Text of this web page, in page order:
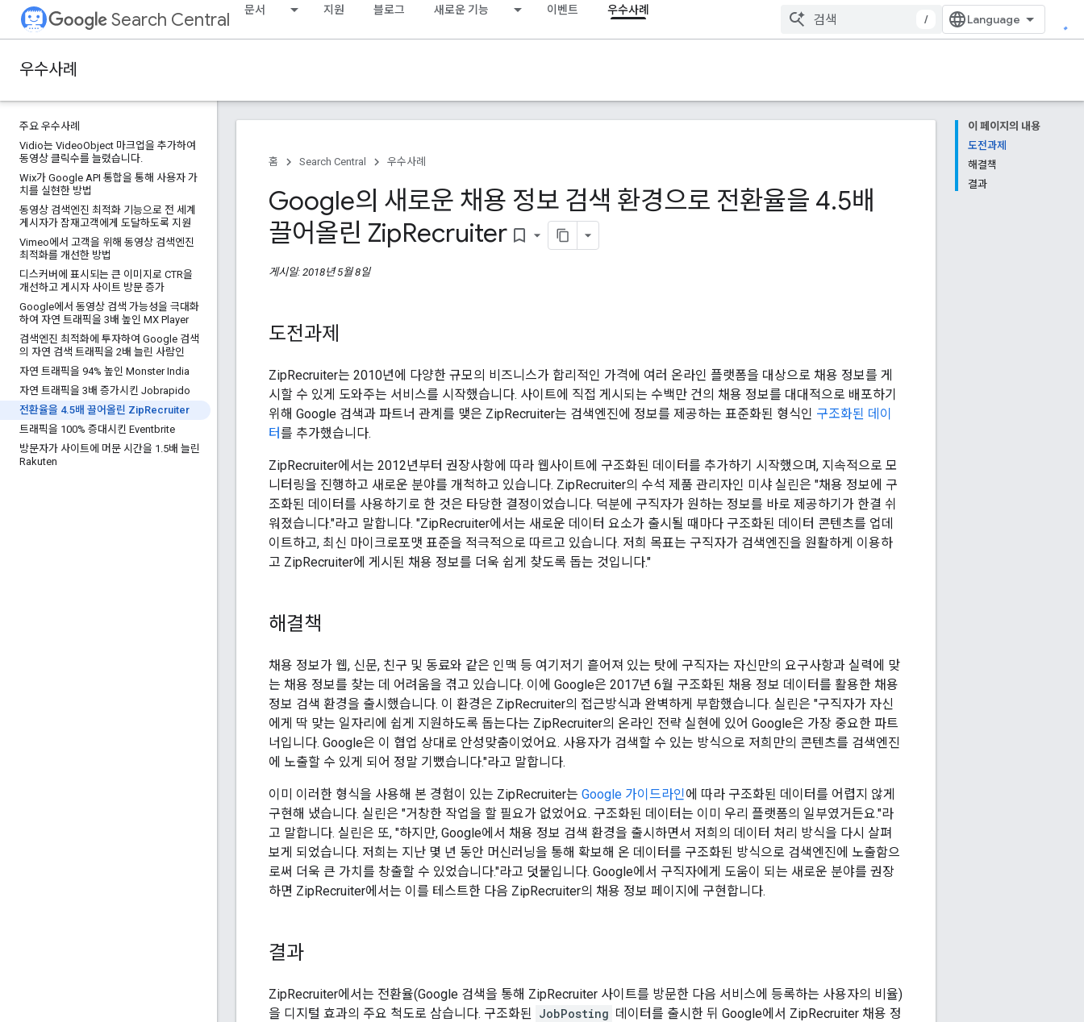
Search Central 문서 지원 블로그 새로운 기능 이벤트 우수사례
/
우수사례
주요 우수사례
Vidio는 VideoObject 마크업을 추가하여
동영상 클릭수를 늘렸습니다.
Wix가 Google API 통합을 통해 사용자 가
치를 실현한 방법
동영상 검색엔진 최적화 기능으로 전 세계
게시자가 잠재고객에게 도달하도록 지원
Vimeo에서 고객을 위해 동영상 검색엔진
최적화를 개선한 방법
디스커버에 표시되는 큰 이미지로 CTR을
개선하고 게시자 사이트 방문 증가
Google에서 동영상 검색 가능성을 극대화
하여 자연 트래픽을 3배 높인 MX Player
검색엔진 최적화에 투자하여 Google 검색
의 자연 검색 트래픽을 2배 늘린 사람인
자연 트래픽을 94% 높인 Monster India
자연 트래픽을 3배 증가시킨 Jobrapido
전환율을 4.5배 끌어올린 ZipRecruiter
트래픽을 100% 증대시킨 Eventbrite
방문자가 사이트에 머문 시간을 1 .5배 늘린
Rakuten
이 페이지의 내용
도전과제
해결책
결과
홈 Search Central 우수사례
Google의 새로운 채용 정보 검색 환경으로 전환율을 4.5배
끌어올린 ZipRecruiter bookmark_border
게시일: 2018년 5월 8일
도전과제
ZipRecruiter는 2010년에 다양한 규모의 비즈니스가 합리적인 가격에 여러 온라인 플랫폼을 대상으로 채용 정보를 게
시할 수 있게 도와주는 서비스를 시작했습니다. 사이트에 직접 게시되는 수백만 건의 채용 정보를 대대적으로 배포하기
위해 Google 검색과 파트너 관계를 맺은 ZipRecruiter는 검색엔진에 정보를 제공하는 표준화된 형식인 구조화된 데이
터를 추가했습니다.
ZipRecruiter에서는 2012년부터 권장사항에 따라 웹사이트에 구조화된 데이터를 추가하기 시작했으며, 지속적으로 모
니터링을 진행하고 새로운 분야를 개척하고 있습니다. ZipRecruiter의 수석 제품 관리자인 미샤 실린은 "채용 정보에 구
조화된 데이터를 사용하기로 한 것은 타당한 결정이었습니다. 덕분에 구직자가 원하는 정보를 바로 제공하기가 한결 쉬
워졌습니다."라고 말합니다. "ZipRecruiter에서는 새로운 데이터 요소가 출시될 때마다 구조화된 데이터 콘텐츠를 업데
이트하고, 최신 마이크로포맷 표준을 적극적으로 따르고 있습니다. 저희 목표는 구직자가 검색엔진을 원활하게 이용하
고 ZipRecruiter에 게시된 채용 정보를 더욱 쉽게 찾도록 돕는 것입니다."
해결책
채용 정보가 웹, 신문, 친구 및 동료와 같은 인맥 등 여기저기 흩어져 있는 탓에 구직자는 자신만의 요구사항과 실력에 맞
는 채용 정보를 찾는 데 어려움을 겪고 있습니다. 이에 Google은 2017년 6월 구조화된 채용 정보 데이터를 활용한 채용
정보 검색 환경을 출시했습니다. 이 환경은 ZipRecruiter의 접근방식과 완벽하게 부합했습니다. 실린은 "구직자가 자신
에게 딱 맞는 일자리에 쉽게 지원하도록 돕는다는 ZipRecruiter의 온라인 전략 실현에 있어 Google은 가장 중요한 파트
너입니다. Google은 이 협업 상대로 안성맞춤이었어요. 사용자가 검색할 수 있는 방식으로 저희만의 콘텐츠를 검색엔진
에 노출할 수 있게 되어 정말 기뻤습니다."라고 말합니다.
이미 이러한 형식을 사용해 본 경험이 있는 ZipRecruiter는 Google 가이드라인에 따라 구조화된 데이터를 어렵지 않게
구현해 냈습니다. 실린은 "거창한 작업을 할 필요가 없었어요. 구조화된 데이터는 이미 우리 플랫폼의 일부였거든요."라
고 말합니다. 실린은 또, "하지만, Google에서 채용 정보 검색 환경을 출시하면서 저희의 데이터 처리 방식을 다시 살펴
보게 되었습니다. 저희는 지난 몇 년 동안 머신러닝을 통해 확보해 온 데이터를 구조화된 방식으로 검색엔진에 노출함으
로써 더욱 큰 가치를 창출할 수 있었습니다."라고 덧붙입니다. Google에서 구직자에게 도움이 되는 새로운 분야를 권장
하면 ZipRecruiter에서는 이를 테스트한 다음 ZipRecruiter의 채용 정보 페이지에 구현합니다.
결과
ZipRecruiter에서는 전환율(Google 검색을 통해 ZipRecruiter 사이트를 방문한 다음 서비스에 등록하는 사용자의 비율)
을 디지털 효과의 주요 척도로 삼습니다. 구조화된 JobPosting 데이터를 출시한 뒤 Google에서 ZipRecruiter 채용 정